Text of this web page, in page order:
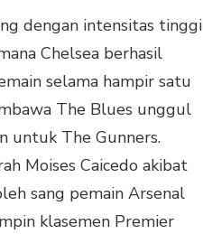
dengan intensitas tinggi
Chelsea berhasil
selama hampir satu
The Blues unggul
untuk The Gunners.
Moises Caicedo akibat
sang pemain Arsenal
klasemen Premier